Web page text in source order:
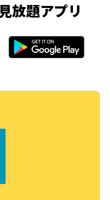
放題アプリ